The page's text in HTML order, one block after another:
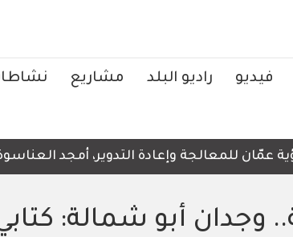
فيديو راديو البلد مشاريع
وإعادة التدوير، أمجد العناسوة،
وجدان أبو شمالة: